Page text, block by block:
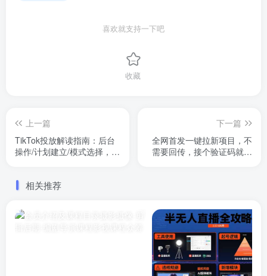
喜欢就支持一下吧
收藏
上一篇
TikTok投放解读指南：后台
操作/计划建立/模式选择，7
下一篇
全网首发一键拉新项目，不
需要回传，接个验证码就完
相关推荐